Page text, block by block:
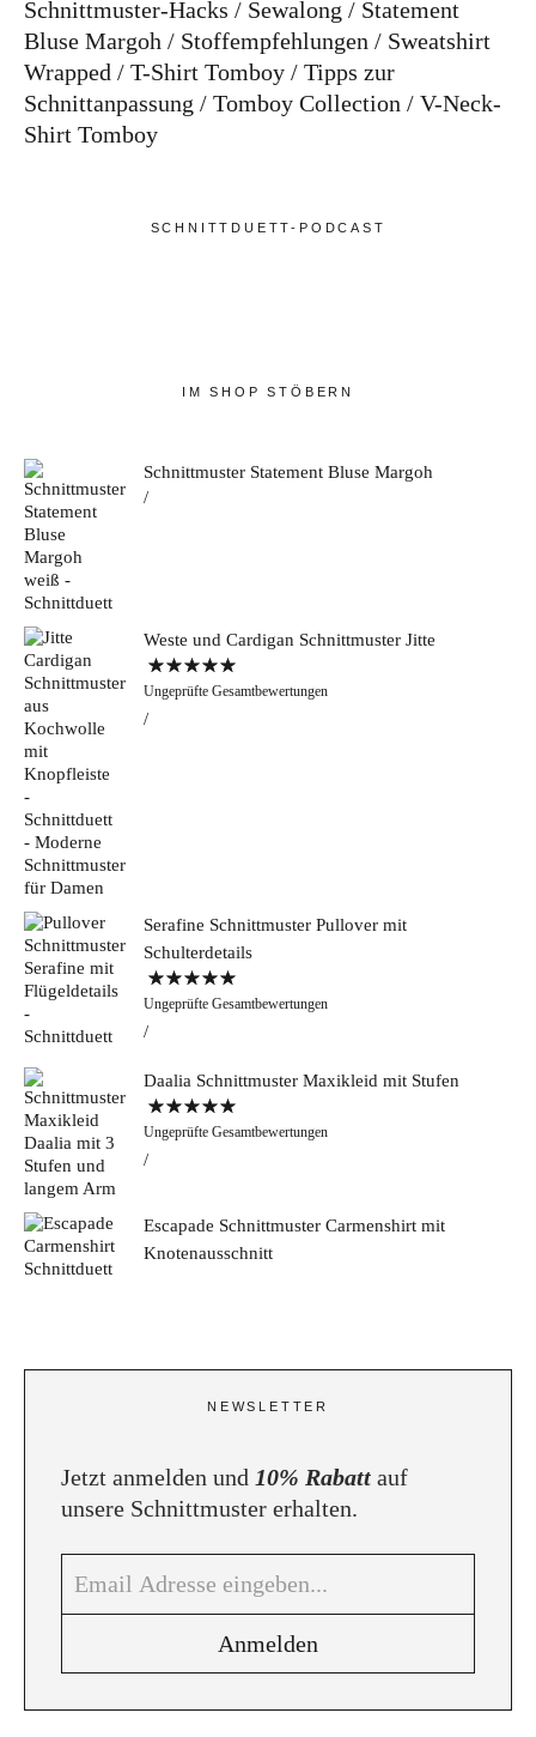
Schnittmuster-Hacks Sewalong
Statement
Bluse Margoh
Stoffempfehlungen
Sweatshirt
Wrapped
T-Shirt Tomboy
Tipps zur
Schnittanpassung
Tomboy Collection
V-Neck-
Shirt Tomboy
SCHNITTDUETT-PODCAST
IM SHOP STÖBERN
Schnittmuster Statement Bluse Margoh
Weste und Cardigan Schnittmuster Jitte
Bewertet mit
5.00von 5
Ungeprüfte Gesamtbewertungen
Serafine Schnittmuster Pullover mit
Schulterdetails
Bewertet mit
5.00von 5
Ungeprüfte Gesamtbewertungen
Daalia Schnittmuster Maxikleid mit Stufen
Bewertet mit
5.00von 5
Ungeprüfte Gesamtbewertungen
Escapade Schnittmuster Carmenshirt mit
Knotenausschnitt
NEWSLETTER
Jetzt anmelden und 10% Rabatt auf
unsere Schnittmuster erhalten.